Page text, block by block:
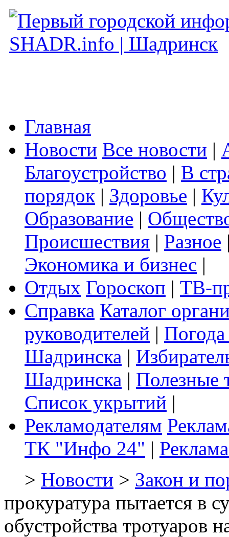
Главная
Новости Все новости |
Благоустройство | В
порядок | Здоровье |
Образование |
Происшествия | Разное
Экономика и бизнес |
Отдых Гороскоп | ТВ-
Справка Каталог
руководителей |
Шадринска |
Шадринска | Полезные
Список укрытий |
Рекламодателям
ТК "Инфо 24" |
> Новости > Закон и
прокуратура пытается в
обустройства тротуаров